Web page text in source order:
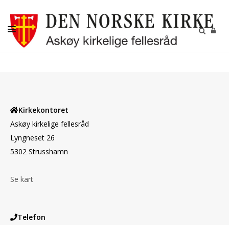
KONFIRMASJON
BARN
UNGDOM
Kirkekontoret
Askøy kirkelige fellesråd
Lyngneset 26
5302 Strusshamn
Se kart
Telefon